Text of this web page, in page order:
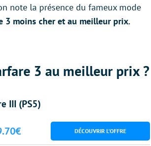
note la présence du fameux mode
3 moins cher et au meilleur prix.
3 au meilleur prix ?
III (PS5)